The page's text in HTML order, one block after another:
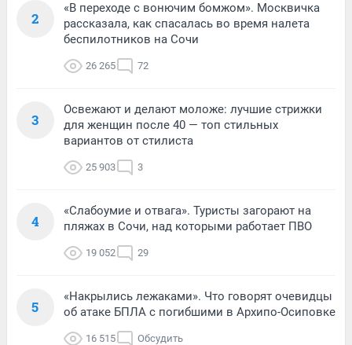
2
«В переходе с вонючим бомжом». Москвичка
рассказала, как спасалась во время налета
беспилотников на Сочи
26 265 72
3
Освежают и делают моложе: лучшие стрижки
для женщин после 40 — топ стильных
вариантов от стилиста
25 903 3
4
«Слабоумие и отвага». Туристы загорают на
пляжах в Сочи, над которыми работает ПВО
19 052 29
5
«Накрылись лежаками». Что говорят очевидцы
об атаке БПЛА с погибшими в Архипо-Осиповке
16 515 Обсудить